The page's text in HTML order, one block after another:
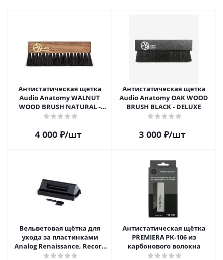
Антистатическая щетка
Audio Anatomy WALNUT
WOOD BRUSH NATURAL -
DELUXE
4 000₽/шт
Антистатическая щетка
Audio Anatomy OAK WOOD
BRUSH BLACK - DELUXE
3 000₽/шт
Вельветовая щётка для
ухода за пластинками
Analog Renaissance, Record
Velvet Brush, AR-7151, Black
Антистатическая щётка
PREMIERA PK-106 из
карбонового волокна